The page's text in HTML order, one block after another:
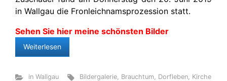
in Wallgau die Fronleichnamsprozession statt.
Sehen Sie hier meine schönsten Bilder
Weiterlesen
in Wallgau Bildergalerie, Brauchtum, Dorfleben, Kirche